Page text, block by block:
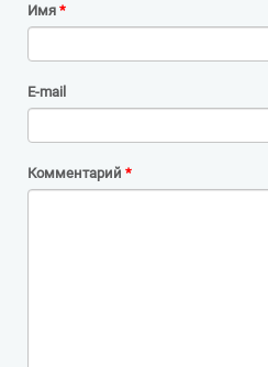
Имя *
E-mail
Комментарий *